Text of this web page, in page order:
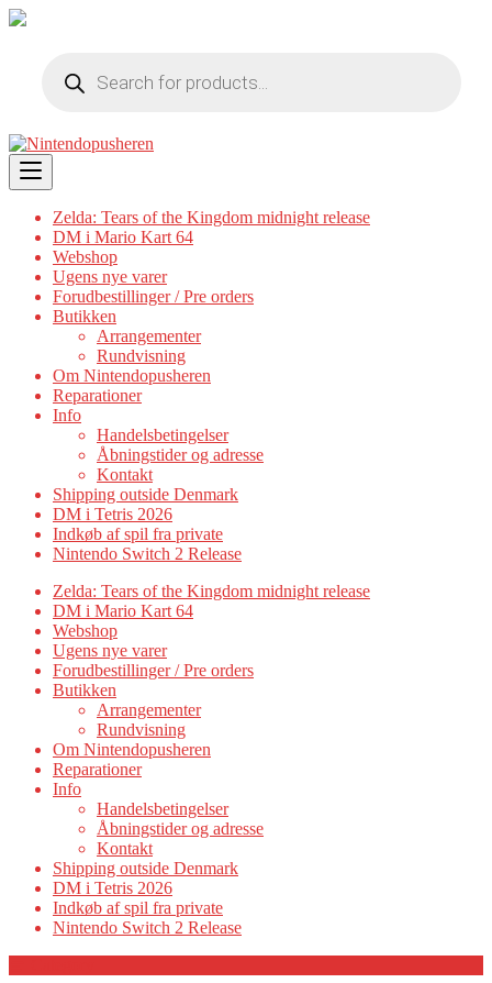
search
Skip
to
content
Zelda: Tears of the Kingdom midnight release
DM i Mario Kart 64
Webshop
Ugens nye varer
Forudbestillinger / Pre orders
Butikken
Arrangementer
Rundvisning
Om Nintendopusheren
Reparationer
Info
Handelsbetingelser
Åbningstider og adresse
Kontakt
Shipping outside Denmark
DM i Tetris 2026
Indkøb af spil fra private
Nintendo Switch 2 Release
Zelda: Tears of the Kingdom midnight release
DM i Mario Kart 64
Webshop
Ugens nye varer
Forudbestillinger / Pre orders
Butikken
Arrangementer
Rundvisning
Om Nintendopusheren
Reparationer
Info
Handelsbetingelser
Åbningstider og adresse
Kontakt
Shipping outside Denmark
DM i Tetris 2026
Indkøb af spil fra private
Nintendo Switch 2 Release